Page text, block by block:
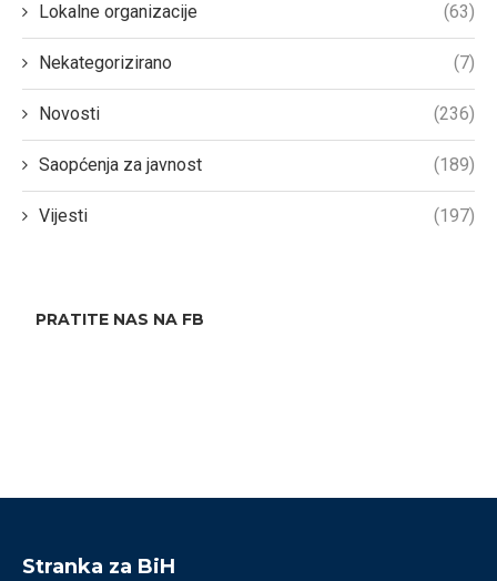
Lokalne organizacije (63)
Nekategorizirano (7)
Novosti (236)
Saopćenja za javnost (189)
Vijesti (197)
PRATITE NAS NA FB
Stranka za BiH